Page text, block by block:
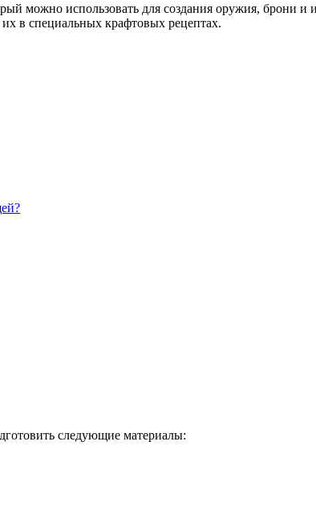
можно использовать для создания оружия, брони и
их в специальных крафтовых рецептах.
следующие материалы: